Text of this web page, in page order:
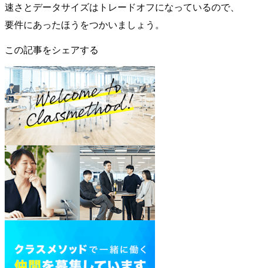
速さとデータサイズはトレードオフになっているので、
要件にあったほうをつかいましょう。
この記事をシェアする